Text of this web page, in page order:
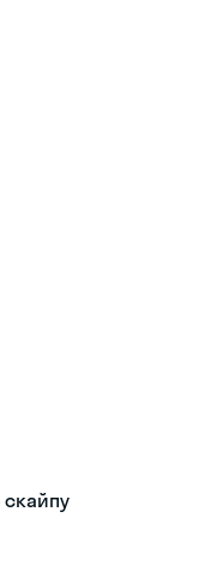
скайпу